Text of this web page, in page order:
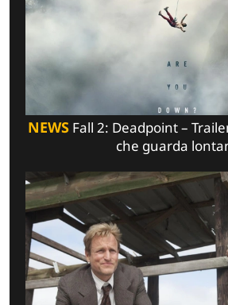
NEWSFall 2: Deadpoint –
che guarda